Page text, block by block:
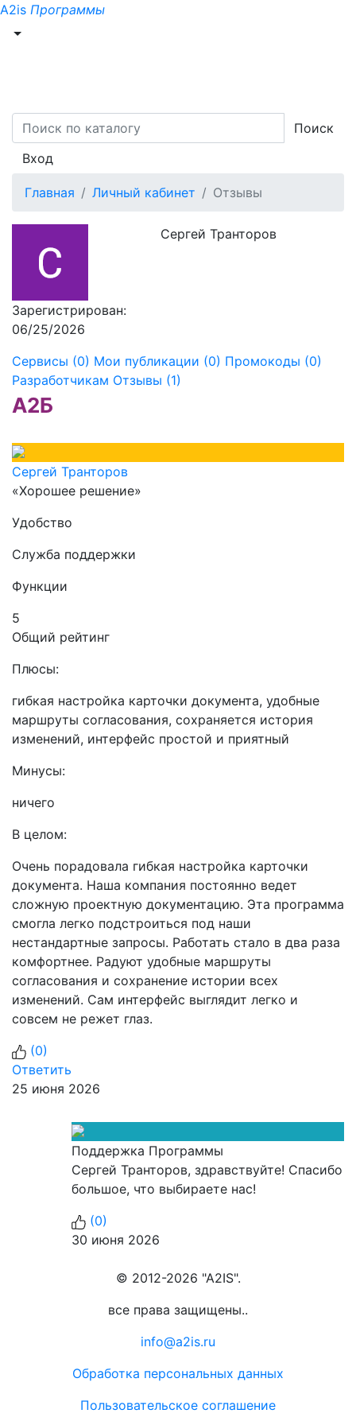
A2is Программы
Поиск
Вход
Главная Личный кабинет Отзывы
Сергей Транторов
Зарегистрирован:
06/25/2026
Сервисы (0) Мои публикации (0) Промокоды (0)
Разработчикам Отзывы (1)
А2Б
Сергей Транторов
«Хорошее решение»
Удобство
Служба поддержки
Функции
5
Общий рейтинг
Плюсы:
гибкая настройка карточки документа, удобные
маршруты согласования, сохраняется история
изменений, интерфейс простой и приятный
Минусы:
ничего
В целом:
Очень порадовала гибкая настройка карточки
документа. Наша компания постоянно ведет
сложную проектную документацию. Эта программа
смогла легко подстроиться под наши
нестандартные запросы. Работать стало в два раза
комфортнее. Радуют удобные маршруты
согласования и сохранение истории всех
изменений. Сам интерфейс выглядит легко и
совсем не режет глаз.
(0)
Ответить
25 июня 2026
Поддержка Программы
Сергей Транторов, здравствуйте! Спасибо
большое, что выбираете нас!
(0)
30 июня 2026
© 2012-2026 "A2IS".
все права защищены..
info@a2is.ru
Обработка персональных данных
Пользовательское соглашение